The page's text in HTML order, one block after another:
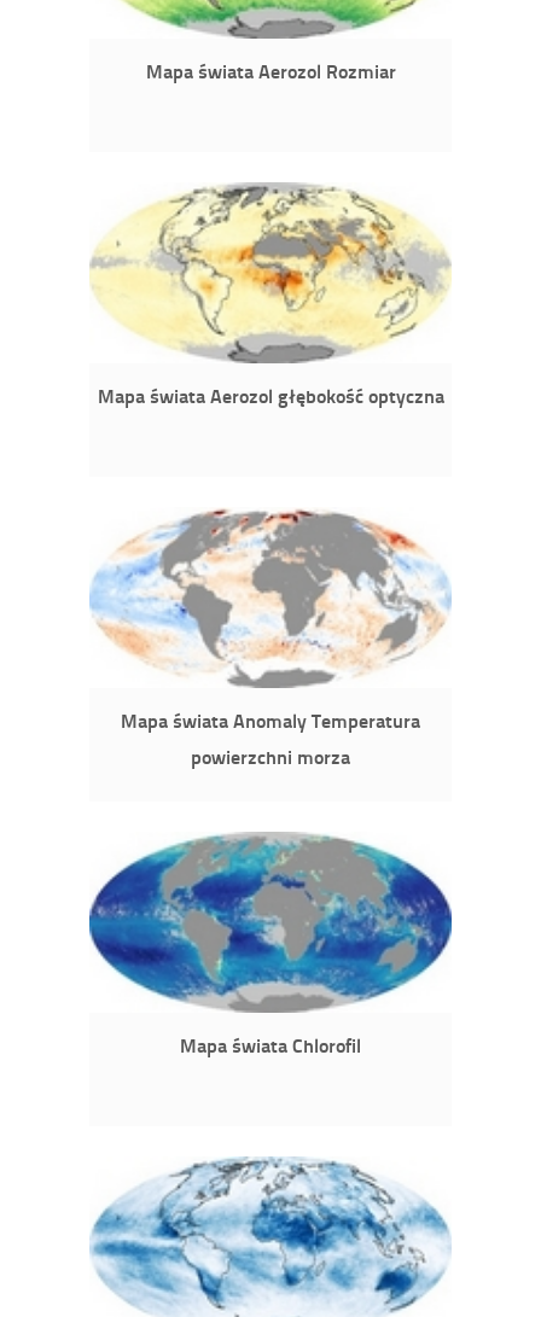
Mapa świata Aerozol Rozmiar
Mapa świata Aerozol głębokość optyczna
Mapa świata Anomaly Temperatura
powierzchni morza
Mapa świata Chlorofil